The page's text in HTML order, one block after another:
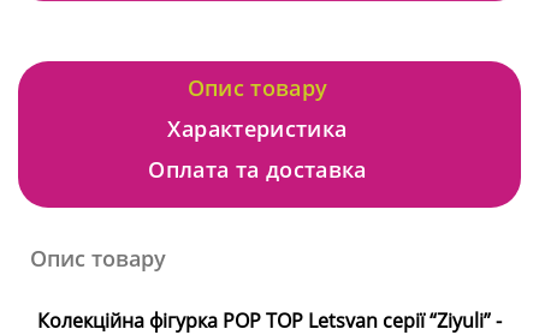
Опис товару
Характеристика
Оплата та доставка
Опис товару
Колекційна фігурка POP TOP Letsvan серії “Ziyuli” -